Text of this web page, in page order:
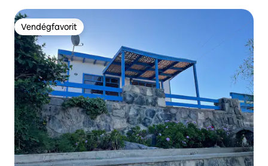
Vendégfavorit
Vendégfavorit